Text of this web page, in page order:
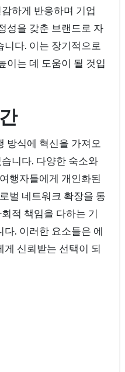
하게 반응하며 기업
성을 갖춘 브랜드로 자
니다. 이는 장기적으로
이는 데 도움이 될 것입
방식에 혁신을 가져오
니다. 다양한 숙소와
행자들에게 개인화된
벌 네트워크 확장을 통
적 책임을 다하는 기
. 이러한 요소들은 에
신뢰받는 선택이 되